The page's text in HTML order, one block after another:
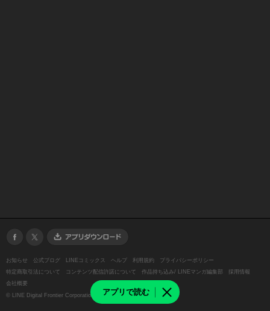
アプリで読む
お知らせ 公式ブログ LINEコミックス ヘルプ 利用規約
プライバシーポリシー
特定商取引法について
コンテンツ配信許諾について 作品持ち込み/ LINEマンガ編集部
採用情報
会社概要
© LINE Digital Frontier Corporation